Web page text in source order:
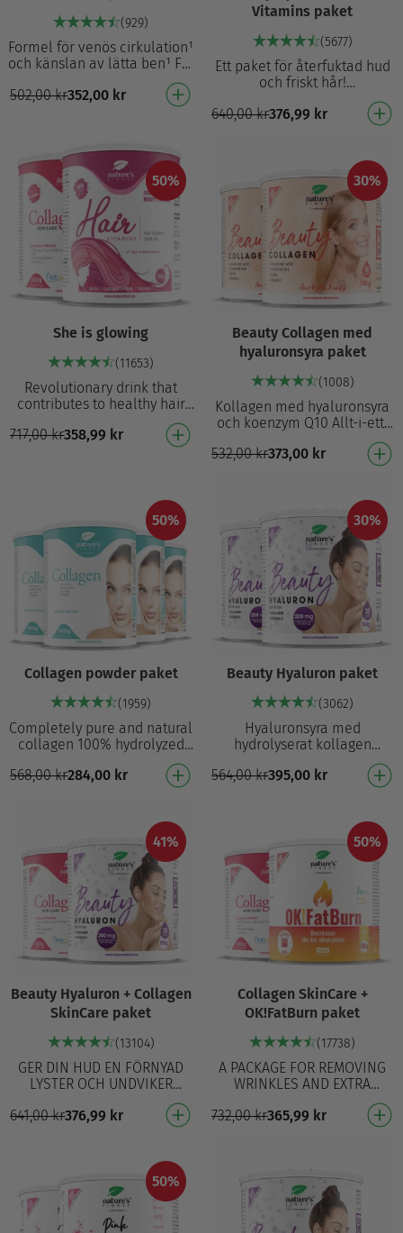
(929)
Formel för venös cirkulation¹
och känslan av lätta ben¹ För
trötta ben¹ Hjälper till att
upprätthålla venös
502,00kr352,00 kr
Vitamins paket
(5677)
Ett paket för återfuktad hud
och friskt hår!
Tar hand om hudens elasticit
et och hälsa
Ger näring åt huden och tar h
640,00kr376,99 kr
50%
She is glowing
(11653)
Revolutionary drink that
contributes to healthy hair
Promotes hair growth
Reduces split ends For s…
717,00kr358,99 kr
30%
Beauty Collagen med
hyaluronsyra paket
(1008)
Kollagen med hyaluronsyra
och koenzym Q10 Allt-i-ett-
skönhetsformula: kollagen,
MSM, biotin, hyaluronsyra och
532,00kr373,00 kr
50%
Collagen powder paket
(1959)
Completely pure and natural
collagen 100% hydrolyzed
collagen powder No fillers,
anti-caking agents or
568,00kr284,00 kr
30%
Beauty Hyaluron paket
(3062)
Hyaluronsyra med
hydrolyserat kollagen
Kollagenpeptider med hög
biologisk tillgänglighet
564,00kr395,00 kr
41%
Beauty Hyaluron + Collagen
SkinCare paket
(13104)
GER DIN HUD EN FÖRNYAD
LYSTER OCH UNDVIKER
Förbättrar hudens
återfuktning och elasticitet
641,00kr376,99 kr
50%
Collagen SkinCare +
OK!FatBurn paket
(17738)
A PACKAGE FOR REMOVING
WRINKLES AND EXTRA
POUNDS! Patented fish
collagen Naticol® With
732,00kr365,99 kr
50%